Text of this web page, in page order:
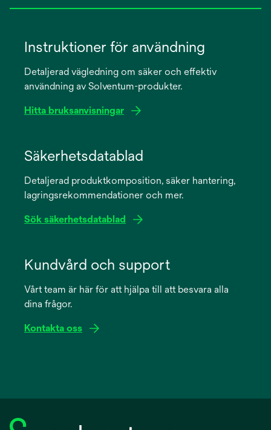
Instruktioner för användning
Detaljerad vägledning om säker och effektiv
användning av Solventum-produkter.
Hitta bruksanvisningar
new
Säkerhetsdatablad
Detaljerad produktkomposition, säker hantering,
lagringsrekommendationer och mer.
Sök säkerhetsdatablad
new
Kundvård och support
Vårt team är här för att hjälpa till att besvara alla
dina frågor.
Kontakta oss